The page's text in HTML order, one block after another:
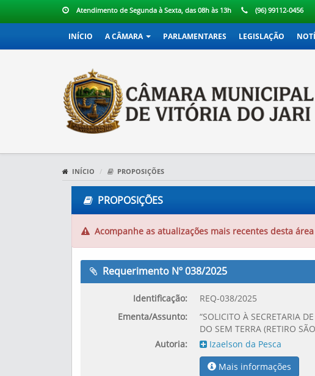
Atendimento de Segunda à Sexta, das 08h às 13h (96) 99112-0456
INÍCIO A CÂMARA PARLAMENTARES LEGISLAÇÃO
INÍCIO PROPOSIÇÕES
PROPOSIÇÕES
Acompanhe as atualizações mais recentes desta
Requerimento Nº 038/2025
Identificação:
REQ-038/2025
Ementa/Assunto:
“SOLICITO À SECRETARIA
DO SEM TERRA (RETIRO
Autoria:
Izaelson da Pesca
Mais informações